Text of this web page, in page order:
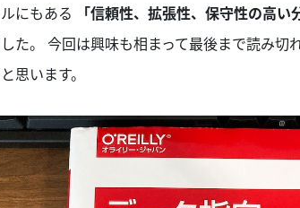
にもある
「信頼性、拡張性、保守性の高い
た。 今回は興味も相まって最後まで読み切
思います。